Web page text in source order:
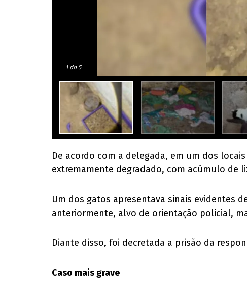
1do 5
De acordo com a delegada, em um dos
extremamente degradado, com acúmulo de
Um dos gatos apresentava sinais evidentes
anteriormente, alvo de orientação policial,
Diante disso, foi decretada a prisão da
Caso mais grave